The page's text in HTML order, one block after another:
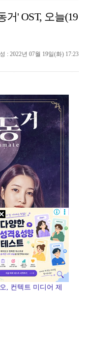
'리틀 김연경' 손서연 28점 폭발…U17 여자배구, …
'호프', 글로벌 순항…토론토 영화제 미드나잇 매드니스…
데이식스 영케이, '사운드플래닛페스티벌' 출격…첫 솔로…
' OST, 오늘(19
: 2022년 07월 19일(화) 17:23
, 컨텍트 미디어 제